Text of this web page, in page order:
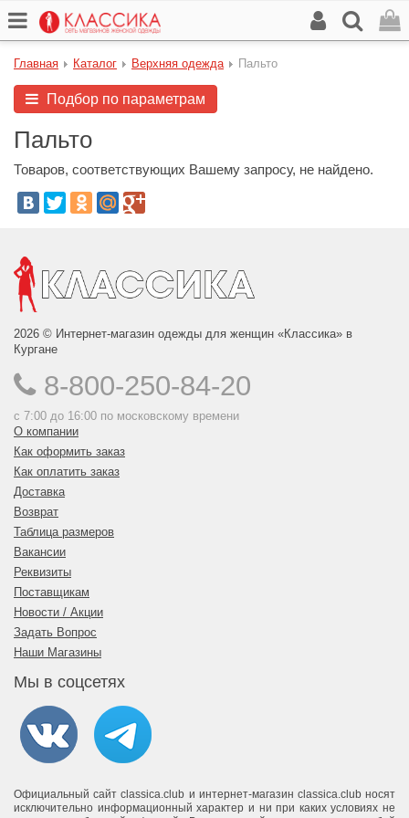
Главная Каталог Верхняя одежда Пальто
Подбор по параметрам
Пальто
Товаров, соответствующих Вашему запросу, не найдено.
2026 © Интернет-магазин одежды для женщин «Классика» в
Кургане
8-800-250-84-20
с 7:00 до 16:00 по московскому времени
О компании
Как оформить заказ
Как оплатить заказ
Доставка
Возврат
Таблица размеров
Вакансии
Реквизиты
Поставщикам
Новости / Акции
Задать Вопрос
Наши Магазины
Мы в соцсетях
Официальный сайт classica.club и интернет-магазин classica.club носят
исключительно информационный характер и ни при каких условиях не